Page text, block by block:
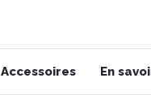
Accessoires En